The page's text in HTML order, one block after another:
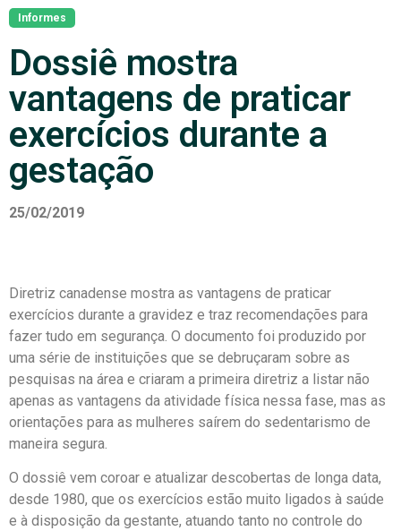
Informes
Dossiê mostra
vantagens de praticar
exercícios durante a
gestação
25/02/2019
Diretriz canadense mostra as vantagens de praticar
exercícios durante a gravidez e traz recomendações para
fazer tudo em segurança. O documento foi produzido por
uma série de instituições que se debruçaram sobre as
pesquisas na área e criaram a primeira diretriz a listar não
apenas as vantagens da atividade física nessa fase, mas as
orientações para as mulheres saírem do sedentarismo de
maneira segura.
O dossiê vem coroar e atualizar descobertas de longa data,
desde 1980, que os exercícios estão muito ligados à saúde
e à disposição da gestante, atuando tanto no controle do